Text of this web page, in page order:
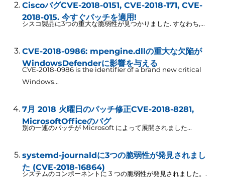
CiscoバグCVE-2018-0151, CVE-2018-171, CVE-
2018-015. 今すぐパッチを適用!
シスコ製品に3つの重大な脆弱性が見つかりました. すなわち,...
CVE-2018-0986: mpengine.dllの重大な欠陥が
WindowsDefenderに影響を与える
CVE-2018-0986 is the identifier of a brand new critical
Windows...
7月 2018 火曜日のパッチ修正CVE-2018-8281,
MicrosoftOfficeのバグ
別の一連のパッチが Microsoft によって展開されました...
systemd-journaldに3つの脆弱性が発見されまし
た (CVE-2018-16864)
システムのコンポーネントに 3 つの脆弱性が発見されました。.